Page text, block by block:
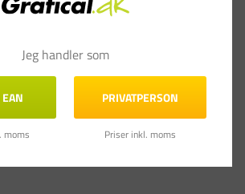
Spørgsmål & Svar
Jeg handler som
moms
PRIVATPERSON
Priser inkl. moms